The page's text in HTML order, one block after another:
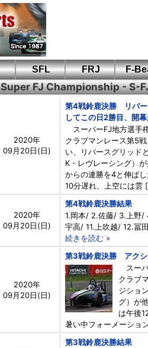
SFL FRJ F-
Super FJ Championship - S-
2020年
09月20日(日)
第4戦鈴鹿決勝 リバー
してこの日2勝目、開
スーパーFJ地方選手
クラブマンレース第5
い、リバースグリッド
K・レヴレーシング）
からの連勝を4と伸ば
10分遅れ、上空には雲
2020年
09月20日(日)
第4戦鈴鹿決勝結果
1.岡本/ 2.佐藤/ 3.上野
宇高/ 11.上吹越/ 12.冨
続きを読む »
2020年
09月20日(日)
第3戦鈴鹿決勝 アクシ
スー
クラブ
ジショ
グ）が
は午後
暑い中フォーメーショ
第3戦鈴鹿決勝結果